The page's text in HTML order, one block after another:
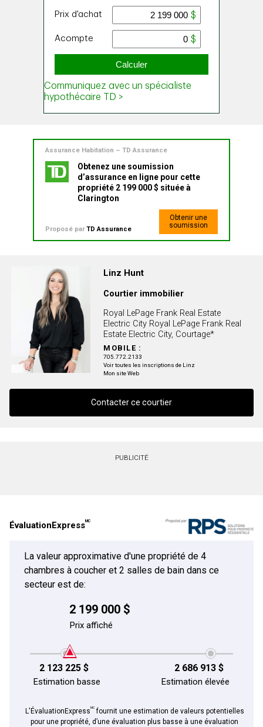
Assurance Habitation – TD Assurance
Obtenez une soumission
d’assurance en ligne pour cette
propriété 2 199 000 $ située à
Clarington
Proposé parTD Assurance
Obtenir une
soumission
Linz Hunt
Courtier immobilier
Royal LePage Frank Real Estate
Electric City Royal LePage Frank Real
Estate Electric City, Courtage*
MOBILE :
705.772.2133
Voir toutes les inscriptions de Linz
Mon site Web
Contacter ce courtier
Téléphone
Message
PUBLICITÉ
ÉvaluationExpressMC
La valeur approximative d'une propriété de 4
chambres à coucher et 2 salles de bain dans ce
secteur est de:
2 199 000 $
Prix affiché
2 123 225 $ 2 686 913 $
Estimation basse Estimation élevée
L'ÉvaluationExpressMCfournit une estimation de valeurs potentielles
pour une propriété, d’une évaluation plus basse à une évaluation